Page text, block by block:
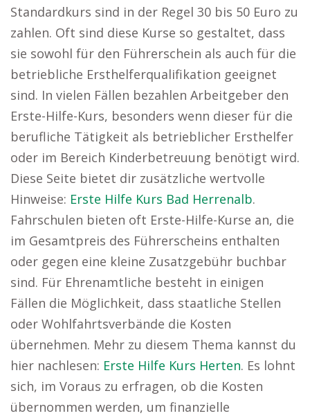
Standardkurs sind in der Regel 30 bis 50 Euro zu
zahlen. Oft sind diese Kurse so gestaltet, dass
sie sowohl für den Führerschein als auch für die
betriebliche Ersthelferqualifikation geeignet
sind. In vielen Fällen bezahlen Arbeitgeber den
Erste-Hilfe-Kurs, besonders wenn dieser für die
berufliche Tätigkeit als betrieblicher Ersthelfer
oder im Bereich Kinderbetreuung benötigt wird.
Diese Seite bietet dir zusätzliche wertvolle
Hinweise: Erste Hilfe Kurs Bad Herrenalb.
Fahrschulen bieten oft Erste-Hilfe-Kurse an, die
im Gesamtpreis des Führerscheins enthalten
oder gegen eine kleine Zusatzgebühr buchbar
sind. Für Ehrenamtliche besteht in einigen
Fällen die Möglichkeit, dass staatliche Stellen
oder Wohlfahrtsverbände die Kosten
übernehmen. Mehr zu diesem Thema kannst du
hier nachlesen: Erste Hilfe Kurs Herten. Es lohnt
sich, im Voraus zu erfragen, ob die Kosten
übernommen werden, um finanzielle